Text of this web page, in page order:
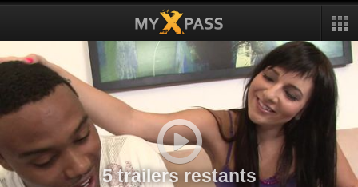
5 trailers restants